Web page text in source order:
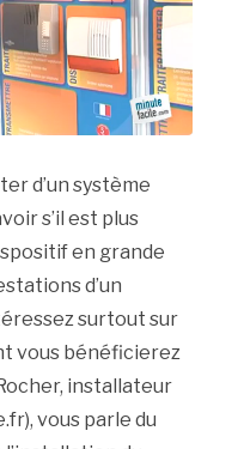
d’un système
s’il est plus
en grande
d’un
surtout sur
vous bénéficierez
installateur
vous parle du